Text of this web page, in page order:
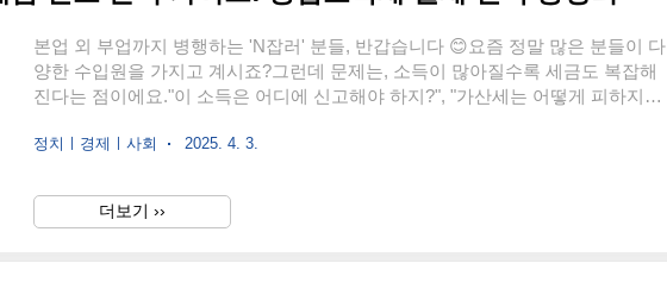
본업 외 부업까지 병행하는 'N잡러' 분들, 반갑습니다 😊요즘 정말 많은 분들이 다
양한 수입원을 가지고 계시죠?그런데 문제는, 소득이 많아질수록 세금도 복잡해
진다는 점이에요."이 소득은 어디에 신고해야 하지?", "가산세는 어떻게 피하지?"
완벽 가이드 ✍️이번 글 하나면, 종합소득세 신고부터 절세 전략까지 깔끔하게 정
데, 세금은 여전히 어렵다구요?”“N잡러를 위한 종합소득세 신고, 이 글 하나로
끝!”“가산세 없이, 절세까지 제대로 하자 💡”📋 목차N잡러의 개념과 소득 유형소
정치ㅣ경제ㅣ사회 2025. 4. 3.
더보기 ››